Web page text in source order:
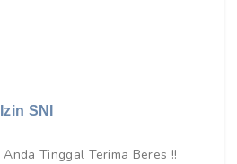
SNI
Tinggal Terima Beres !!